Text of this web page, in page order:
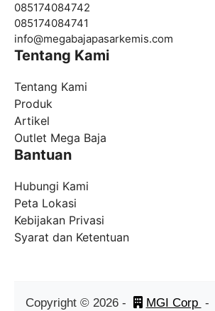
085174084742
085174084741
info@megabajapasarkemis.com
Tentang Kami
Tentang Kami
Produk
Artikel
Outlet Mega Baja
Bantuan
Hubungi Kami
Peta Lokasi
Kebijakan Privasi
Syarat dan Ketentuan
Copyright © 2026- MGI Corp -